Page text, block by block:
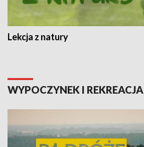
Lekcja z natury
WYPOCZYNEK I REKREACJA